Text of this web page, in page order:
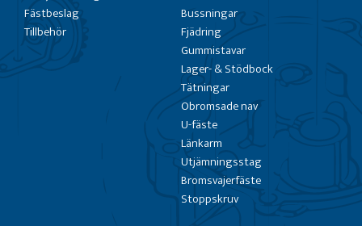
Fästbeslag
Tillbehör
Bussningar
Fjädring
Gummistavar
Lager- & Stödbock
Tätningar
Obromsade nav
U-fäste
Länkarm
Utjämningsstag
Bromsvajerfäste
Stoppskruv